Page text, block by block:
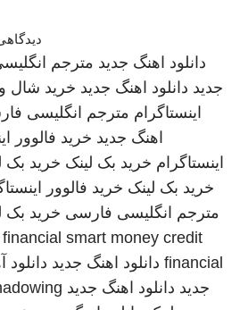
دانلود اهنگ جدید مترجم
جدید دانلود اهنگ جدید خرید شال
اینستاگرام مترجم انگلیسی
اهنگ جدید خرید فالوور
اینستاگرام خرید بک لینک خرید بک
خرید بک لینک خرید فالوور
مترجم انگلیسی فارسی خرید بک
smart money credit
financial دانلود اهنگ جدید دانلود
جدید دانلود اهنگ جدید